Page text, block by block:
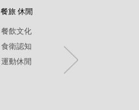
餐旅 休閒
餐飲文化
食衛認知
運動休閒
社政人文